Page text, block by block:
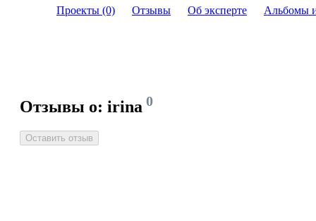
Проекты (0) Отзывы Об эксперте Альбомы
Отзывы о: irina 0
Оставить отзыв